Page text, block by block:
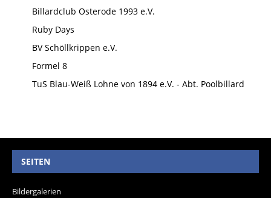
Billardclub Osterode 1993 e.V.
Ruby Days
BV Schöllkrippen e.V.
Formel 8
TuS Blau-Weiß Lohne von 1894 e.V. - Abt. Poolbillard
SEITEN
Bildergalerien